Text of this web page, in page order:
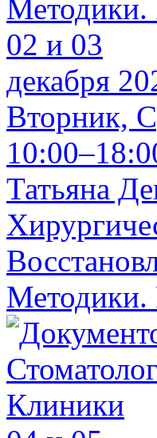
02 и 03
декабря
Вторник,
Татьяна
Методики.